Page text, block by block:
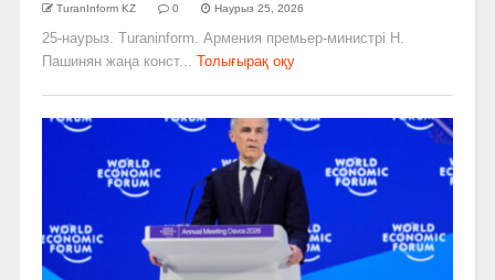
TuranInform KZ 0 Наурыз 25, 2026
25-наурыз. Turaninform. Армения премьер-министрі Н.
Пашинян жаңа конст...
Толығырақ оқу